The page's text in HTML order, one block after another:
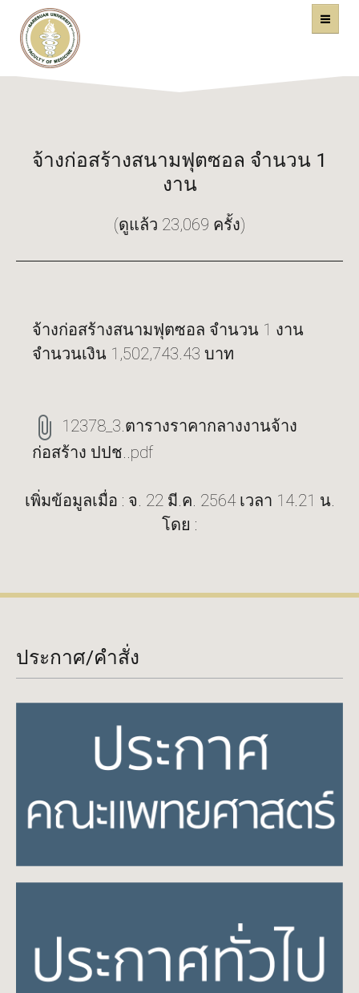
คณะแพทยศาสตร์
จ้างก่อสร้างสนามฟุตซอล จำนวน 1
งาน
(ดูแล้ว 23,069 ครั้ง)
จ้างก่อสร้างสนามฟุตซอล จำนวน 1 งาน
จำนวนเงิน 1,502,743.43 บาท
12378_3.ตารางราคากลางงานจ้าง
ก่อสร้าง ปปช..pdf
เพิ่มข้อมูลเมื่อ : จ. 22 มี.ค. 2564 เวลา 14.21 น.
โดย :
ประกาศ/คำสั่ง